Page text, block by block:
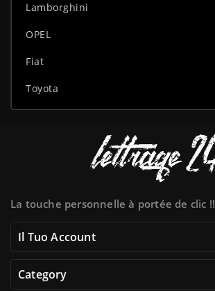
Lamborghini
OPEL
Fiat
Toyota
La touche personnelle à portée de clic !!
Il Tuo Account
Category